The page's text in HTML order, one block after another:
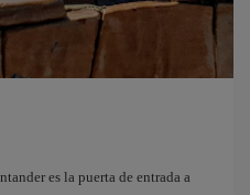
es la puerta de entrada a